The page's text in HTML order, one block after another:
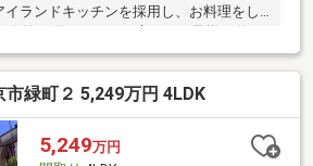
イランドキッチンを採用し、お料理をし
菜園なども楽しめ、戸建ならではのゆと
フォーム済みのため、初期費用を抑えて
トできます。小学校やスーパー、コン
育て世帯にも嬉しい住環境です。☆ご見
する」ボタンをクリック☆エステート白
ご相談下さい。ご相談はフリーダイアル
市緑町２ 5,249万円 4LDK
5,249万円